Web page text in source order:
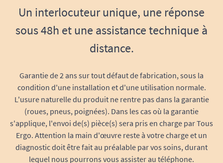
Un interlocuteur unique, une réponse
sous 48h et une assistance technique à
distance.
Garantie de 2 ans sur tout défaut de fabrication, sous la
condition d'une installation et d'une utilisation normale.
L'usure naturelle du produit ne rentre pas dans la garantie
(roues, pneus, poignées). Dans les cas où la garantie
s'applique, l'envoi de(s) pièce(s) sera pris en charge par Tous
Ergo. Attention la main d'œuvre reste à votre charge et un
diagnostic doit être fait au préalable par vos soins, durant
lequel nous pourrons vous assister au téléphone.